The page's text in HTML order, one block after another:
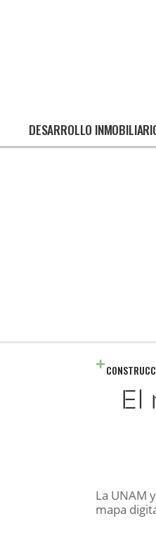
DESARROLLO
El
La UNAM
mapa